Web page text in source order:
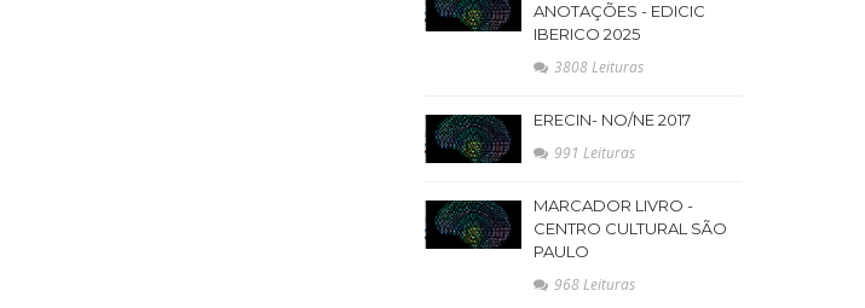
ANOTAÇÕES - EDICIC
IBERICO 2025
3808 Leituras
ERECIN- NO/NE 2017
991 Leituras
MARCADOR LIVRO -
CENTRO CULTURAL SÃO
PAULO
968 Leituras